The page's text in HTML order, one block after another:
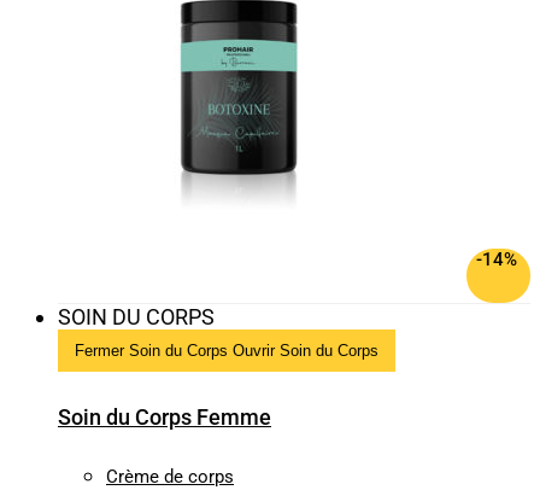
-14%
SOIN DU CORPS
Fermer Soin du Corps Ouvrir Soin du Corps
Soin du Corps Femme
Crème de corps